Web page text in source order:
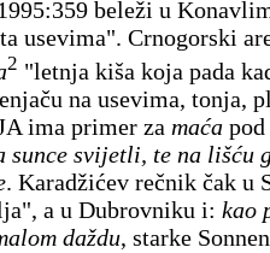
beleži u
usevima". Crnogorski
2 "letnja kiša koja pada
na usevima, tonja,
ima primer za maća
sunce svijetli, te na lišću
. Karadžićev rečnik čak u
a u Dubrovniku i: kao
daždu, starke